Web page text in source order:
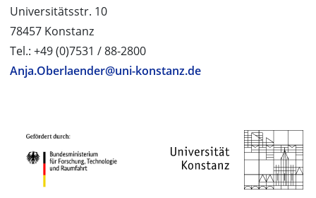
Universitätsstr. 10
78457 Konstanz
Tel.: +49 (0)7531 / 88-2800
Anja.Oberlaender@uni-konstanz.de